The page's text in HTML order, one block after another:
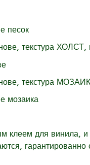
текстура ХОЛСТ,
текстура
для винила, и